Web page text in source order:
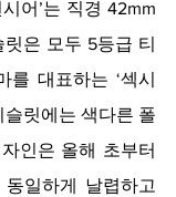
어’는 직경 42mm
은 모두 5등급 티
대표하는 ‘섹시
슬릿에는 색다른 폴
인은 올해 초부터
일하게 날렵하고